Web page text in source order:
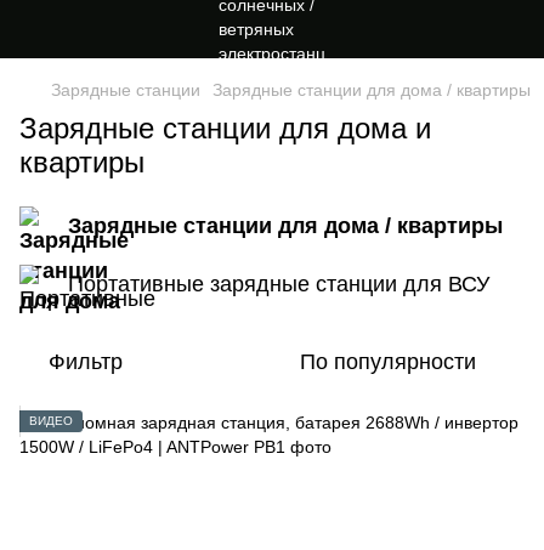
Зарядные станции Зарядные станции для дома / квартиры
Зарядные станции для дома и
квартиры
Зарядные станции для дома / квартиры
Портативные зарядные станции для ВСУ
Фильтр По популярности
ВИДЕО